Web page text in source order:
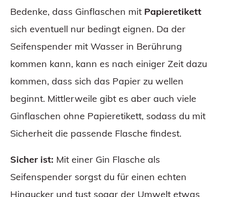
Bedenke, dass Ginflaschen mit Papieretikett
sich eventuell nur bedingt eignen. Da der
Seifenspender mit Wasser in Berührung
kommen kann, kann es nach einiger Zeit dazu
kommen, dass sich das Papier zu wellen
beginnt. Mittlerweile gibt es aber auch viele
Ginflaschen ohne Papieretikett, sodass du mit
Sicherheit die passende Flasche findest.
Sicher ist: Mit einer Gin Flasche als
Seifenspender sorgst du für einen echten
Hingucker und tust sogar der Umwelt etwas